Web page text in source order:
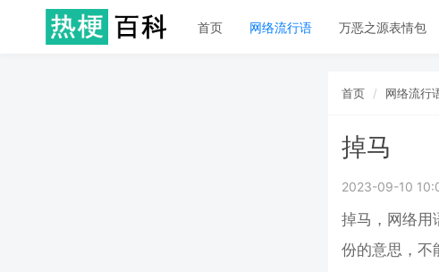
首页 网络流行语 万恶之源表情包
首页 网络流行
掉马
2023-09-10
掉马，网络用
份的意思，不